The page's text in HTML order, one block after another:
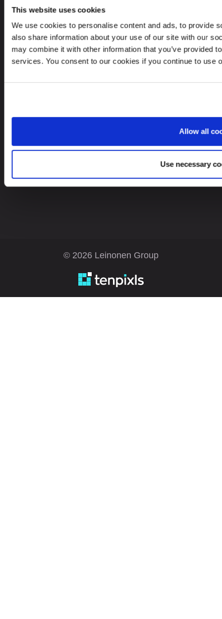
This website uses cookies
We use cookies to personalise content and ads, to provide
also share information about your use of our site with our
may combine it with other information that you’ve provided
services. You consent to our cookies if you continue to use
Allow all
Use necessary
Personas datu aizsardzības pārkāpuma gadījumā, lūdzu, rakstiet:
dataprotection@leinonen.eu
Leinonen SIA
Zala iela 1
Vai lūkojies pēc pakalpojumiem citās valstīs?
LV
© 2026 Leinonen Group